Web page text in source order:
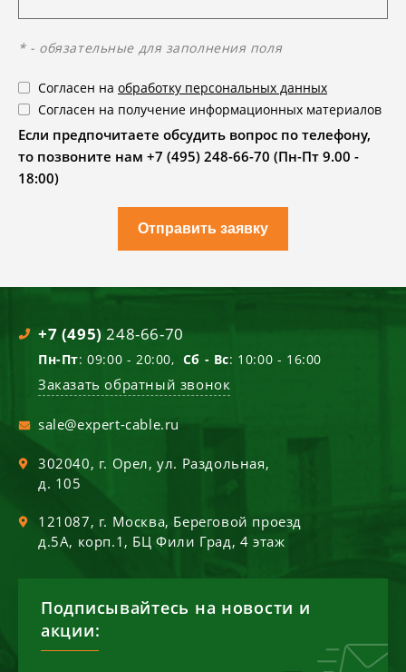
* - обязательные для заполнения поля
Согласен на обработку персональных данных
Согласен на получение информационных материалов
Если предпочитаете обсудить вопрос по телефону,
то позвоните нам +7 (495) 248-66-70 (Пн-Пт 9.00 -
18:00)
Отправить заявку
+7 (495) 248-66-70
Пн-Пт: 09:00 - 20:00, Сб - Вс: 10:00 - 16:00
Заказать обратный звонок
sale@expert-cable.ru
302040, г. Орел,ул. Раздольная,
д. 105
121087, г. Москва, Береговой проезд
д.5А, корп.1, БЦ Фили Град, 4 этаж
Подписывайтесь на новости и
акции: